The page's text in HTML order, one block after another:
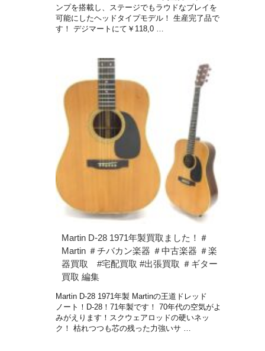
ンプを搭載し、ステージでもラウドなプレイを
可能にしたヘッドタイプモデル！ 生産完了品で
す！ デジマートにて￥118,0 …
Martin D-28 1971年製買取ました！＃
Martin ＃チバカン楽器 ＃中古楽器 ＃楽
器買取 #宅配買取 #出張買取 ＃ギター
買取 編集
Martin D-28 1971年製 Martinの王道ドレッド
ノート！D-28！71年製です！ 70年代の空気がよ
みがえります！スクウェアロッドの硬いネッ
ク！ 枯れつつも芯の残った力強いサ …